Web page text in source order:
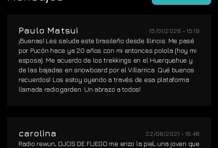
Paulo Matsui 15/01/2026 • 15:19
¡Buenas! Les saluda este brasileño desde Illinois. Me pasé
por Pucón hace ya 20 años con mi entonces polola (hoy mi
esposa). Me acuerdo de los trekkings en el Huerquehue y
de las bajadas en snowboard por el Villarrica. Qué buenos
recuerdos! Los estoy oyendo a través de esa plataforma
llamada radio.garden. Un abrazo a todos!
carolina 22/06/2021 • 16:48
Radio rewun, OJOS DE FUEGO me erizo la piel, una joven que